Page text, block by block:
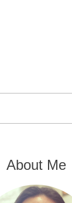
About Me